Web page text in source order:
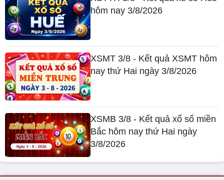
hôm nay 3/8/2026
XSMT 3/8 - Kết quả XSMT hôm
nay thứ Hai ngày 3/8/2026
XSMB 3/8 - Kết quả xổ số miền
Bắc hôm nay thứ Hai ngày
3/8/2026